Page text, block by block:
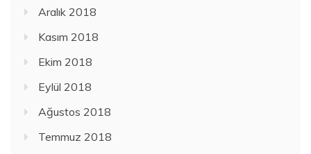
Aralık 2018
Kasım 2018
Ekim 2018
Eylül 2018
Ağustos 2018
Temmuz 2018